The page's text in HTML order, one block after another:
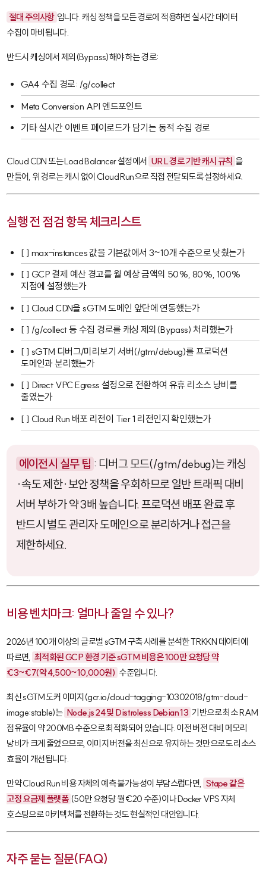
절대 주의사항 입니다. 캐싱 정책을 모든 경로에 적용하면 실시간 데이터
수집이 마비됩니다.
반드시 캐싱에서 제외(Bypass)해야 하는 경로:
GA4 수집 경로: /g/collect
Meta Conversion API 엔드포인트
기타 실시간 이벤트 페이로드가 담기는 동적 수집 경로
Cloud CDN 또는 Load Balancer 설정에서 URL 경로 기반 캐시 규칙 을
만들어, 위 경로는 캐시 없이 Cloud Run으로 직접 전달되도록 설정하세요.
실행 전 점검 항목 체크리스트
[ ] max-instances값을 기본값에서 3~10개 수준으로 낮췄는가
[ ] GCP 결제 예산 경고를 월 예상 금액의 50%, 80%, 100%
지점에 설정했는가
[ ] Cloud CDN을 sGTM 도메인 앞단에 연동했는가
[ ] /g/collect등 수집 경로를 캐싱 제외(Bypass) 처리했는가
[ ] sGTM 디버그/미리보기 서버(/gtm/debug)를 프로덕션
도메인과 분리했는가
[ ] Direct VPC Egress 설정으로 전환하여 유휴 리소스 낭비를
줄였는가
[ ] Cloud Run 배포 리전이 Tier 1 리전인지 확인했는가
에이전시 실무 팁 : 디버그 모드(/gtm/debug)는 캐싱
·속도 제한·보안 정책을 우회하므로 일반 트래픽 대비
서버 부하가 약 3배 높습니다. 프로덕션 배포 완료 후
반드시 별도 관리자 도메인으로 분리하거나 접근을
제한하세요.
비용 벤치마크: 얼마나 줄일 수 있나?
2026년 100개 이상의 글로벌 sGTM 구축 사례를 분석한 TRKKN 데이터에
따르면, 최적화된 GCP 환경 기준 sGTM 비용은 100만 요청당 약
€3~€7(약 4,500~10,000원) 수준입니다.
최신 sGTM 도커 이미지(gcr.io/cloud-tagging-10302018/gtm-cloud-
image:stable)는 Node.js 24 및 Distroless Debian 13 기반으로 최소 RAM
점유율이 약 200MB 수준으로 최적화되어 있습니다. 이전 버전 대비 메모리
낭비가 크게 줄었으므로, 이미지 버전을 최신으로 유지하는 것만으로도 리소스
효율이 개선됩니다.
만약 Cloud Run 비용 자체의 예측 불가능성이 부담스럽다면, Stape 같은
고정 요금제 플랫폼 (50만 요청당 월 €20 수준)이나 Docker VPS 자체
호스팅으로 아키텍처를 전환하는 것도 현실적인 대안입니다.
자주 묻는 질문(FAQ)